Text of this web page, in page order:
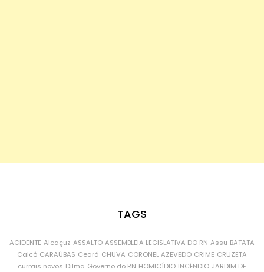
TAGS
ACIDENTE Alcaçuz ASSALTO ASSEMBLEIA LEGISLATIVA DO RN Assu BATATA
Caicó CARAÚBAS Ceará CHUVA CORONEL AZEVEDO CRIME CRUZETA
currais novos Dilma Governo do RN HOMICÍDIO INCÊNDIO JARDIM DE